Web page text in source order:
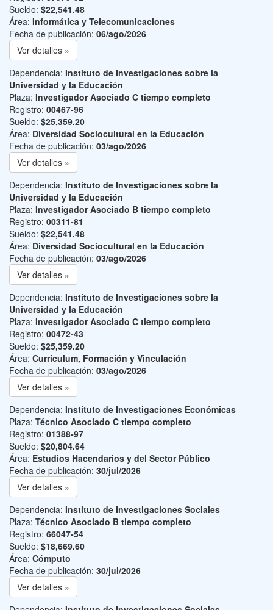
Sueldo: $22,541.48
Área: Informática y Telecomunicaciones
Fecha de publicación: 06/ago/2026
Ver detalles »
Dependencia: Instituto de Investigaciones sobre la
Universidad y la Educación
Plaza: Investigador Asociado C tiempo completo
Registro: 00467-96
Sueldo: $25,359.20
Área: Diversidad Sociocultural en la Educación
Fecha de publicación: 03/ago/2026
Ver detalles »
Dependencia: Instituto de Investigaciones sobre la
Universidad y la Educación
Plaza: Investigador Asociado B tiempo completo
Registro: 00311-81
Sueldo: $22,541.48
Área: Diversidad Sociocultural en la Educación
Fecha de publicación: 03/ago/2026
Ver detalles »
Dependencia: Instituto de Investigaciones sobre la
Universidad y la Educación
Plaza: Investigador Asociado C tiempo completo
Registro: 00472-43
Sueldo: $25,359.20
Área: Currículum, Formación y Vinculación
Fecha de publicación: 03/ago/2026
Ver detalles »
Dependencia: Instituto de Investigaciones Económicas
Plaza: Técnico Asociado C tiempo completo
Registro: 01388-97
Sueldo: $20,804.64
Área: Estudios Hacendarios y del Sector Público
Fecha de publicación: 30/jul/2026
Ver detalles »
Dependencia: Instituto de Investigaciones Sociales
Plaza: Técnico Asociado B tiempo completo
Registro: 66047-54
Sueldo: $18,669.60
Área: Cómputo
Fecha de publicación: 30/jul/2026
Ver detalles »